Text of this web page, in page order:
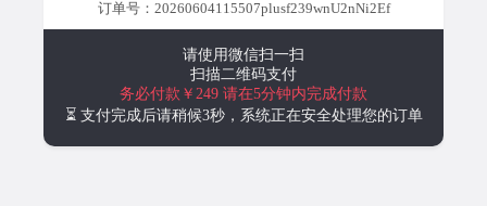
订单号：20260604115507plusf239wnU2nNi2Ef
请使用微信扫一扫
扫描二维码支付
务必付款￥249 请在5分钟内完成付款
⏳ 支付完成后请稍候3秒，系统正在安全处理您的订单